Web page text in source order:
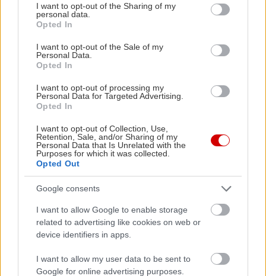
not limited to your visit or usage behaviour. You may click to
grant or deny consent to Google and its third-party tags to
use your data for below specified purposes in below Google
consent section.
I want to opt-out of the Sharing of my
personal data.
Opted In
I want to opt-out of the Sale of my
Personal Data.
Opted In
I want to opt-out of processing my
Personal Data for Targeted Advertising.
Opted In
I want to opt-out of Collection, Use,
Retention, Sale, and/or Sharing of my
Personal Data that Is Unrelated with the
Purposes for which it was collected.
Opted Out
Google consents
I want to allow Google to enable storage
related to advertising like cookies on web or
device identifiers in apps.
I want to allow my user data to be sent to
Google for online advertising purposes.